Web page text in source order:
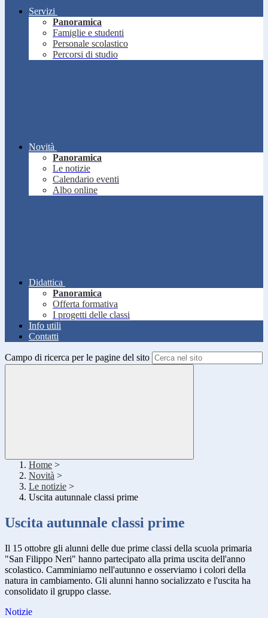
Servizi
Panoramica
Famiglie e studenti
Personale scolastico
Percorsi di studio
Novità
Panoramica
Le notizie
Calendario eventi
Albo online
Didattica
Panoramica
Offerta formativa
I progetti delle classi
Info utili
Contatti
Campo di ricerca per le pagine del sito
Home >
Novità >
Le notizie >
Uscita autunnale classi prime
Uscita autunnale classi prime
Il 15 ottobre gli alunni delle due prime classi della scuola primaria
"San Filippo Neri" hanno partecipato alla prima uscita dell'anno
scolastico. Camminiamo nell'autunno e osserviamo i colori della
natura in cambiamento. Gli alunni hanno socializzato e l'uscita ha
consolidato il gruppo classe.
Notizie